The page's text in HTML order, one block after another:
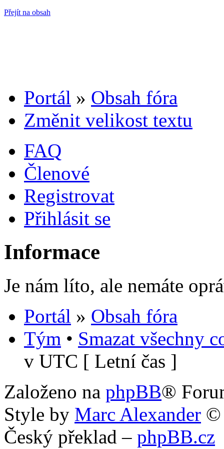
Přejít na obsah
Portál » Obsah fóra
Změnit velikost textu
FAQ
Členové
Registrovat
Přihlásit se
Informace
Je nám líto, ale nemáte
Portál » Obsah fóra
Tým • Smazat všechny
v UTC [ Letní čas ]
Založeno na phpBB®
Style by Marc Alexander ©
Český překlad – phpBB.cz